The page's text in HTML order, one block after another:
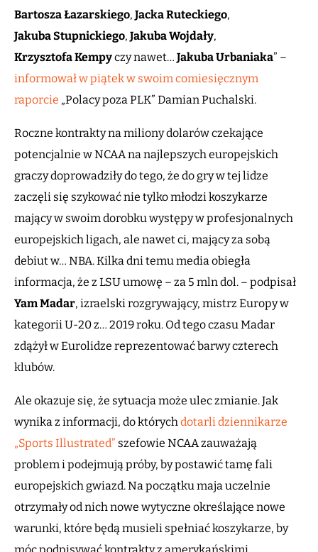
BartoszaŁazarskiego, JackaRuteckiego,
Jakuba Stupnickiego, JakubaWojdały,
KrzysztofaKempyczy nawet… JakubaUrbaniaka” –
informował w piątek w swoim comiesięcznym
raporcie „Polacy poza PLK” Damian Puchalski.
Roczne kontrakty na miliony dolarów czekające
potencjalnie w NCAA na najlepszych europejskich
graczy doprowadziły do tego, że do gry w tej lidze
zaczęli się szykować nie tylko młodzi koszykarze
mający w swoim dorobku występy w profesjonalnych
europejskich ligach, ale nawet ci, mający za sobą
debiut w… NBA. Kilka dni temu media obiegła
informacja, że z LSU umowę – za 5 mln dol. – podpisał
Yam Madar, izraelski rozgrywający, mistrz Europy w
kategorii U-20 z… 2019 roku. Od tego czasu Madar
zdążył w Eurolidze reprezentować barwy czterech
klubów.
Ale okazuje się, że sytuacja może ulec zmianie. Jak
wynika z informacji, do którychdotarli dziennikarze
„Sports Illustrated” szefowie NCAA zauważają
problem i podejmują próby, by postawić tamę fali
europejskich gwiazd. Na początku maja uczelnie
otrzymały od nich nowe wytyczne określające nowe
warunki, które będą musieli spełniać koszykarze, by